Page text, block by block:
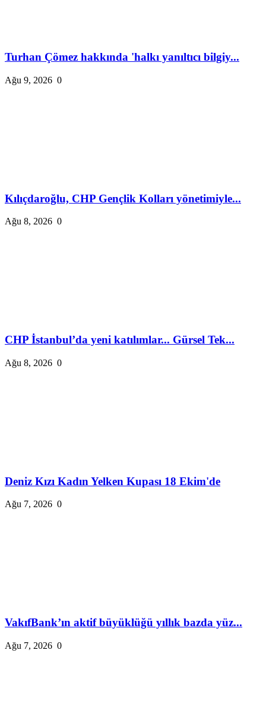
Turhan Çömez hakkında 'halkı yanıltıcı bilgiy...
Ağu 9, 2026 0
Kılıçdaroğlu, CHP Gençlik Kolları yönetimiyle...
Ağu 8, 2026 0
CHP İstanbul’da yeni katılımlar... Gürsel Tek...
Ağu 8, 2026 0
Deniz Kızı Kadın Yelken Kupası 18 Ekim'de
Ağu 7, 2026 0
VakıfBank’ın aktif büyüklüğü yıllık bazda yüz...
Ağu 7, 2026 0